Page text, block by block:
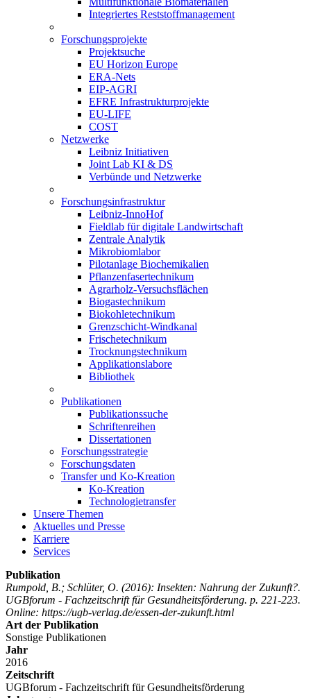
Integriertes Reststoffmanagement
Forschungsprojekte
Projektsuche
EU Horizon Europe
ERA-Nets
EIP-AGRI
EFRE Infrastrukturprojekte
EU-LIFE
COST
Netzwerke
Leibniz Initiativen
Joint Lab KI & DS
Verbünde und Netzwerke
Forschungsinfrastruktur
Leibniz-InnoHof
Fieldlab für digitale Landwirtschaft
Zentrale Analytik
Mikrobiomlabor
Pilotanlage Biochemikalien
Pflanzenfasertechnikum
Agrarholz-Versuchsflächen
Biogastechnikum
Biokohletechnikum
Grenzschicht-Windkanal
Frischetechnikum
Trocknungstechnikum
Applikationslabore
Bibliothek
Publikationen
Publikationssuche
Schriftenreihen
Dissertationen
Forschungsstrategie
Forschungsdaten
Transfer und Ko-Kreation
Ko-Kreation
Technologietransfer
Unsere Themen
Aktuelles und Presse
Karriere
Services
Publikation
Rumpold, B.; Schlüter, O. (2016): Insekten: Nahrung der Zukunft?.
UGBforum - Fachzeitschrift für Gesundheitsförderung. p. 221-223.
Online: https://ugb-verlag.de/essen-der-zukunft.html
Art der Publikation
Sonstige Publikationen
Jahr
2016
Zeitschrift
UGBforum - Fachzeitschrift für Gesundheitsförderung